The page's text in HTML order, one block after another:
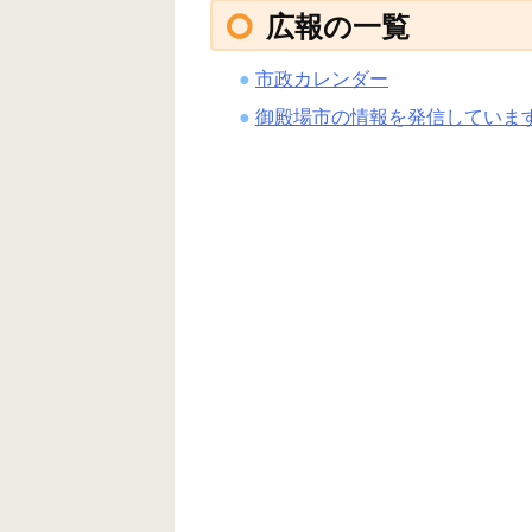
広報の一覧
市政カレンダー
御殿場市の情報を発信していま